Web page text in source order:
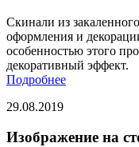
Скинали из
оформления и
особенностью этого
декоративный эффект.
Подробнее
29.08.2019
Изображение на